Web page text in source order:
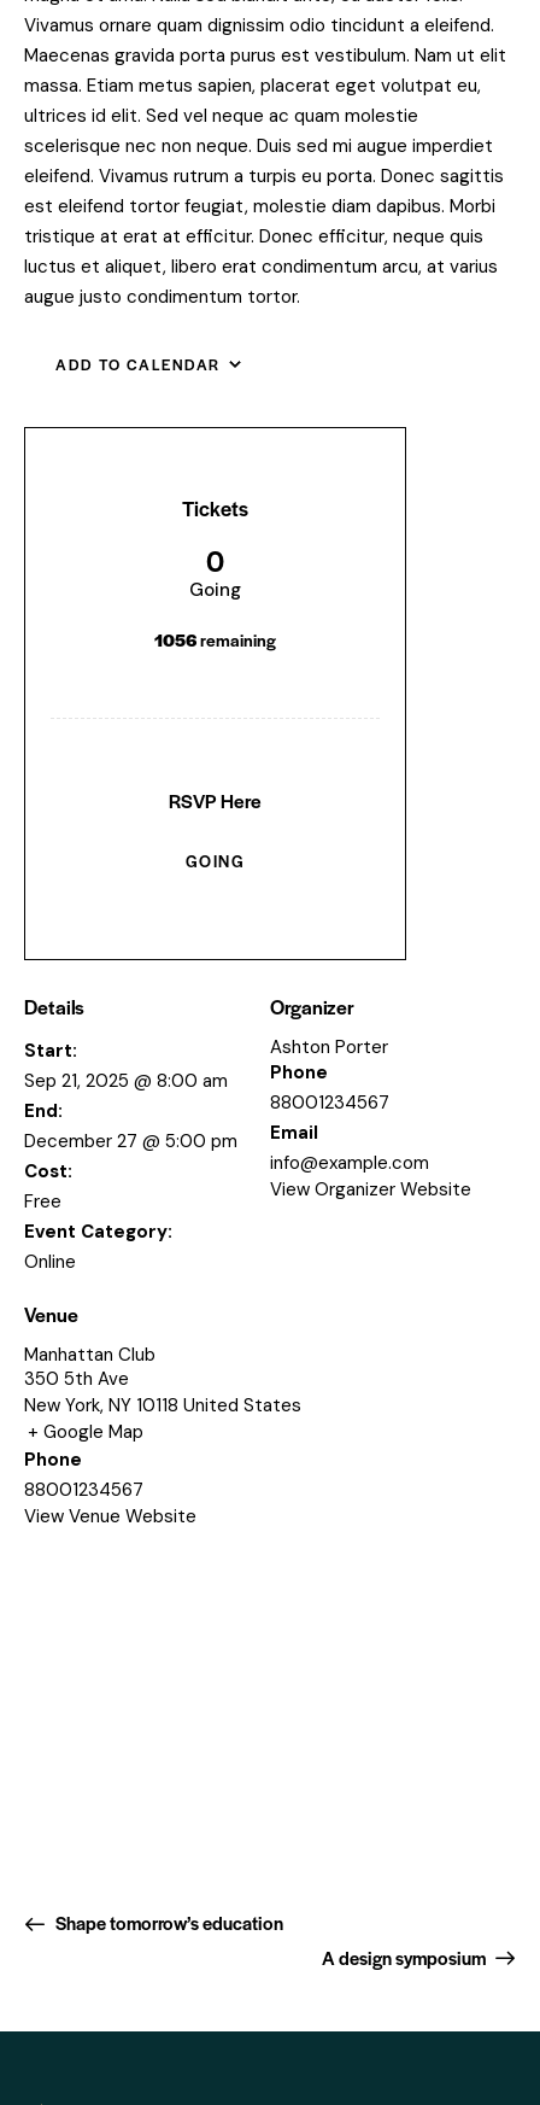
Vivamus ornare quam dignissim odio tincidunt a eleifend.
Maecenas gravida porta purus est vestibulum. Nam ut elit
massa. Etiam metus sapien, placerat eget volutpat eu,
ultrices id elit. Sed vel neque ac quam molestie
scelerisque nec non neque. Duis sed mi augue imperdiet
eleifend. Vivamus rutrum a turpis eu porta. Donec sagittis
est eleifend tortor feugiat, molestie diam dapibus. Morbi
tristique at erat at efficitur. Donec efficitur, neque quis
luctus et aliquet, libero erat condimentum arcu, at varius
augue justo condimentum tortor.
ADD TO CALENDAR
Tickets
0
Going
1056remaining
RSVP Here
GOING
Details
Start:
Sep 21, 2025 @ 8:00 am
End:
December 27 @ 5:00 pm
Cost:
Free
Event Category:
Online
Organizer
Ashton Porter
Phone
88001234567
Email
info@example.com
View Organizer Website
Venue
Manhattan Club
350 5th Ave
New York, NY 10118 United States
+ Google Map
Phone
88001234567
View Venue Website
Shape tomorrow’s education
A design symposium